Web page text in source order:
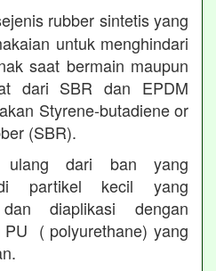
rubber sintetis yang
untuk menghindari
saat bermain maupun
dari SBR dan EPDM
Styrene-butadiene or
(SBR).
ulang dari ban yang
partikel kecil yang
diaplikasi dengan
( polyurethane) yang